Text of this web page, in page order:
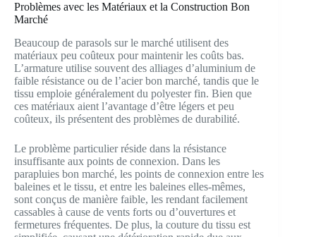
Problèmes avec les Matériaux et la Construction Bon
Marché
Beaucoup de parasols sur le marché utilisent des
matériaux peu coûteux pour maintenir les coûts bas.
L’armature utilise souvent des alliages d’aluminium de
faible résistance ou de l’acier bon marché, tandis que le
tissu emploie généralement du polyester fin. Bien que
ces matériaux aient l’avantage d’être légers et peu
coûteux, ils présentent des problèmes de durabilité.
Le problème particulier réside dans la résistance
insuffisante aux points de connexion. Dans les
parapluies bon marché, les points de connexion entre les
baleines et le tissu, et entre les baleines elles-mêmes,
sont conçus de manière faible, les rendant facilement
cassables à cause de vents forts ou d’ouvertures et
fermetures fréquentes. De plus, la couture du tissu est